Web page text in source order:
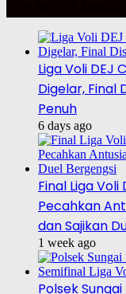
Liga Voli DEJ
Digelar, Final
Penuh
6 days ago
Final Liga
Pecahkan
dan Sajikan
1 week ago
Polsek